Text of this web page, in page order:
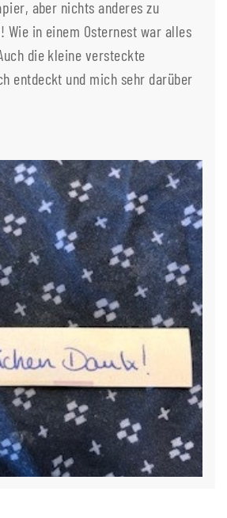
aber nichts anderes zu
Wie in einem Osternest war alles
die kleine versteckte
entdeckt und mich sehr darüber